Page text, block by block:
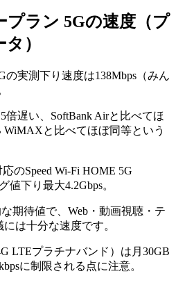
プラン 5Gの速度（プ
）
の実測下り速度は138Mbps（みん
倍遅い、SoftBank Airと比べてほ
と比べてほぼ同等という
のSpeed Wi-Fi HOME 5G
下り最大4.2Gbps。
期待値で、Web・動画視聴・テ
は十分な速度です。
LTEプラチナバンド）は月30GB
に制限される点に注意。